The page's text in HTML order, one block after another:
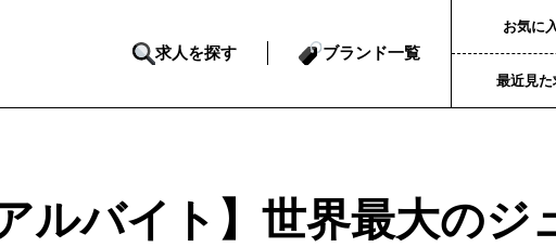
求人を探す ブランド一覧
お気に
最近見た
ルバイト】世界最大のジ